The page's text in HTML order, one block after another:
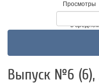
Просмотры
Посетители
* - в
Выпуск №6 (6),